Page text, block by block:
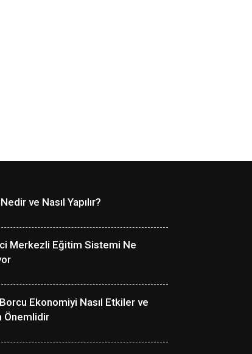
ve Nasıl Yapılır?
Merkezli Eğitim Sistemi Ne
Ekonomiyi Nasıl Etkiler ve
Önemlidir